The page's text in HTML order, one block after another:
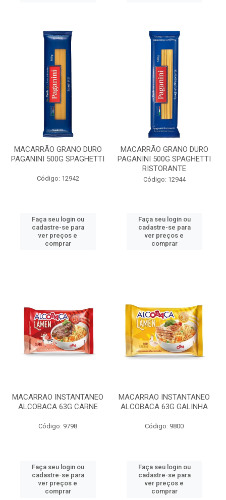
MACARRÃO GRANO DURO
PAGANINI 500G SPAGHETTI
Código: 12942
Faça seu login ou
cadastre-se para
ver preços e
comprar
MACARRÃO GRANO DURO
PAGANINI 500G SPAGHETTI
RISTORANTE
Código: 12944
Faça seu login ou
cadastre-se para
ver preços e
comprar
MACARRAO INSTANTANEO
ALCOBACA 63G CARNE
Código: 9798
Faça seu login ou
cadastre-se para
ver preços e
comprar
MACARRAO INSTANTANEO
ALCOBACA 63G GALINHA
Código: 9800
Faça seu login ou
cadastre-se para
ver preços e
comprar